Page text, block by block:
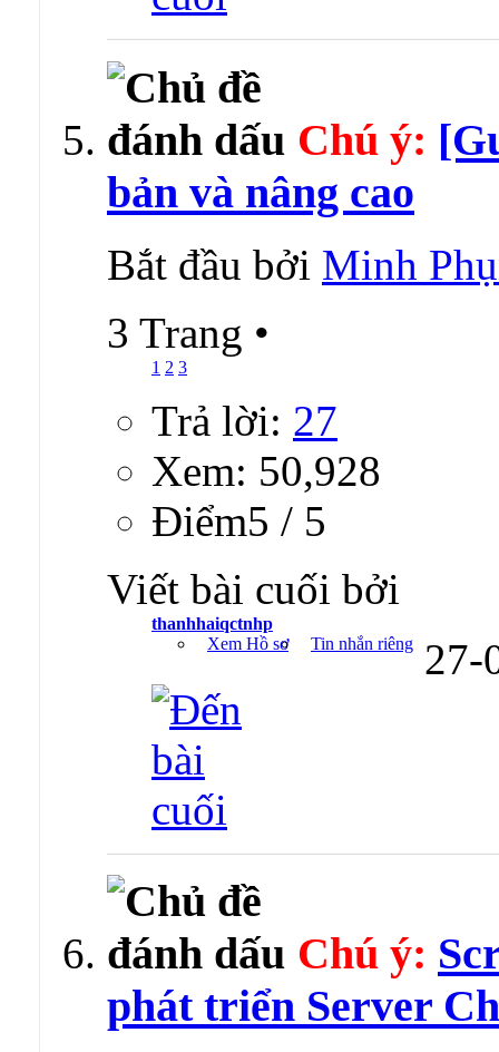
Chú ý:
bản và nâng cao
Bắt đầu bởi Minh
3 Trang •
1 2 3
Trả lời: 27
Xem: 50,928
Ðiểm5 / 5
Viết bài cuối bởi
thanhhaiqctnhp
Xem Hồ sơ
Tin nhắn riêng 27-
Chú ý:
phát triển Server